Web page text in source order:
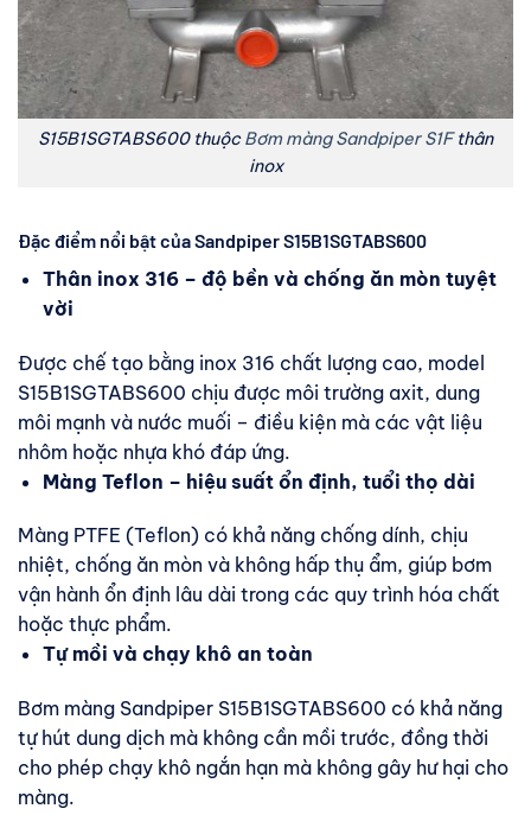
S15B1SGTABS600 thuộcBơm màng Sandpiper S1Fthân
inox
Đặc điểm nổi bật của Sandpiper S15B1SGTABS600
Thân inox 316 – độ bền và chống ăn mòn tuyệt
vời
Được chế tạo bằng inox 316 chất lượng cao, model
S15B1SGTABS600 chịu được môi trường axit, dung
môi mạnh và nước muối – điều kiện mà các vật liệu
nhôm hoặc nhựa khó đáp ứng.
Màng Teflon – hiệu suất ổn định, tuổi thọ dài
Màng PTFE (Teflon) có khả năng chống dính, chịu
nhiệt, chống ăn mòn và không hấp thụ ẩm, giúp bơm
vận hành ổn định lâu dài trong các quy trình hóa chất
hoặc thực phẩm.
Tự mồi và chạy khô an toàn
Bơm màng Sandpiper S15B1SGTABS600 có khả năng
tự hút dung dịch mà không cần mồi trước, đồng thời
cho phép chạy khô ngắn hạn mà không gây hư hại cho
màng.